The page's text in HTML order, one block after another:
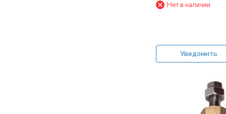
Нет в наличии
Уведомить